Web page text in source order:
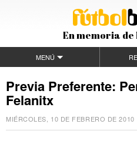
En memoria
MENÚ
Previa Preferente:
Felanitx
MIÉRCOLES, 10 DE FEBRERO DE 2010